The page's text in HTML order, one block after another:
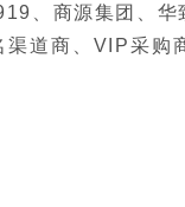
、商源集团、
道商、VIP采购